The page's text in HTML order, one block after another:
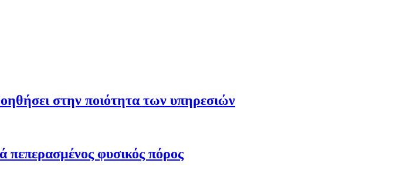
στην ποιότητα των υπηρεσιών
πεπερασμένος φυσικός πόρος